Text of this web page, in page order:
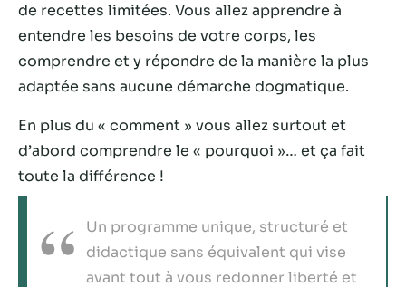
de recettes limitées. Vous allez apprendre à
entendre les besoins de votre corps, les
comprendre et y répondre de la manière la plus
adaptée sans aucune démarche dogmatique.
En plus du « comment » vous allez surtout et
d’abord comprendre le « pourquoi »… et ça fait
toute la différence !
Un programme unique, structuré et
didactique sans équivalent qui vise
avant tout à vous redonner liberté et
votre intérêt et
votre
comportement
lorsque vous
visitez notre
augmentez les
chances de
voir du
personnalisés.